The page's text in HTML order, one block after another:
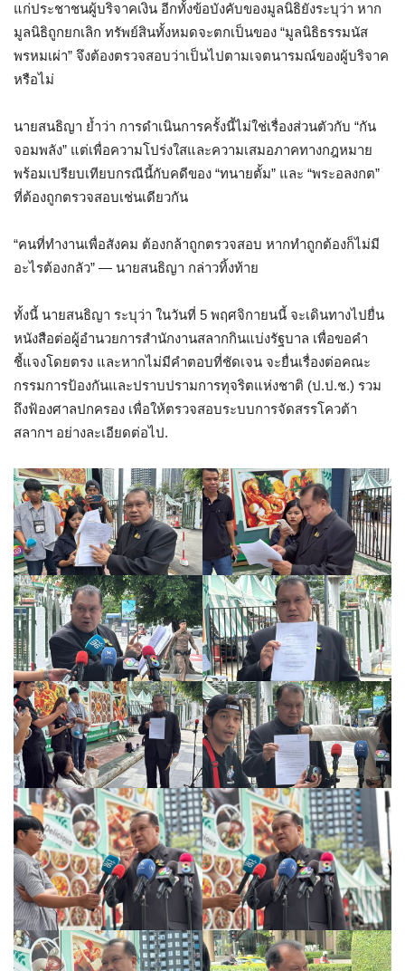
แก่ประชาชนผู้บริจาคเงิน อีกทั้งข้อบังคับของมูลนิธิยังระบุว่า หาก
มูลนิธิถูกยกเลิก ทรัพย์สินทั้งหมดจะตกเป็นของ “มูลนิธิธรรมนัส
พรหมเผ่า” จึงต้องตรวจสอบว่าเป็นไปตามเจตนารมณ์ของผู้บริจาค
หรือไม่
นายสนธิญา ย้ำว่า การดำเนินการครั้งนี้ไม่ใช่เรื่องส่วนตัวกับ “กัน
จอมพลัง” แต่เพื่อความโปร่งใสและความเสมอภาคทางกฎหมาย
พร้อมเปรียบเทียบกรณีนี้กับคดีของ “ทนายตั้ม” และ “พระอลงกต”
ที่ต้องถูกตรวจสอบเช่นเดียวกัน
“คนที่ทำงานเพื่อสังคม ต้องกล้าถูกตรวจสอบ หากทำถูกต้องก็ไม่มี
อะไรต้องกลัว” — นายสนธิญา กล่าวทิ้งท้าย
ทั้งนี้ นายสนธิญา ระบุว่า ในวันที่ 5 พฤศจิกายนนี้ จะเดินทางไปยื่น
หนังสือต่อผู้อำนวยการสำนักงานสลากกินแบ่งรัฐบาล เพื่อขอคำ
ชี้แจงโดยตรง และหากไม่มีคำตอบที่ชัดเจน จะยื่นเรื่องต่อคณะ
กรรมการป้องกันและปราบปรามการทุจริตแห่งชาติ (ป.ป.ช.) รวม
ถึงฟ้องศาลปกครอง เพื่อให้ตรวจสอบระบบการจัดสรรโควต้า
สลากฯ อย่างละเอียดต่อไป.